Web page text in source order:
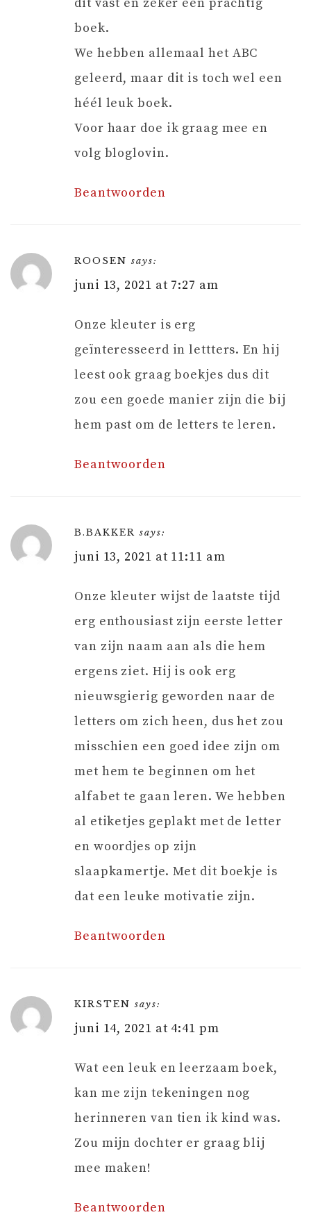
boek.
We hebben allemaal het ABC
geleerd, maar dit is toch wel een
héél leuk boek.
Voor haar doe ik graag mee en
volg bloglovin.
Beantwoorden
ROOSEN says:
juni 13, 2021 at 7:27 am
Onze kleuter is erg
geïnteresseerd in lettters. En hij
leest ook graag boekjes dus dit
zou een goede manier zijn die bij
hem past om de letters te leren.
Beantwoorden
B.BAKKER says:
juni 13, 2021 at 11:11 am
Onze kleuter wijst de laatste tijd
erg enthousiast zijn eerste letter
van zijn naam aan als die hem
ergens ziet. Hij is ook erg
nieuwsgierig geworden naar de
letters om zich heen, dus het zou
misschien een goed idee zijn om
met hem te beginnen om het
alfabet te gaan leren. We hebben
al etiketjes geplakt met de letter
en woordjes op zijn
slaapkamertje. Met dit boekje is
dat een leuke motivatie zijn.
Beantwoorden
KIRSTEN says:
juni 14, 2021 at 4:41 pm
Wat een leuk en leerzaam boek,
kan me zijn tekeningen nog
herinneren van tien ik kind was.
Zou mijn dochter er graag blij
mee maken!
Beantwoorden